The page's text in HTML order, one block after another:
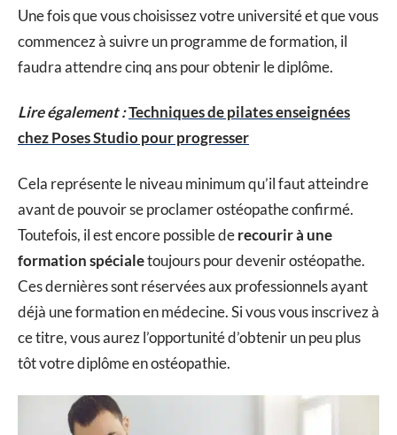
Une fois que vous choisissez votre université et que vous
commencez à suivre un programme de formation, il
faudra attendre cinq ans pour obtenir le diplôme.
Lire également :Techniques de pilates enseignées
chez Poses Studio pour progresser
Cela représente le niveau minimum qu’il faut atteindre
avant de pouvoir se proclamer ostéopathe confirmé.
Toutefois, il est encore possible derecourir à une
formation spécialetoujours pour devenir ostéopathe.
Ces dernières sont réservées aux professionnels ayant
déjà une formation en médecine. Si vous vous inscrivez à
ce titre, vous aurez l’opportunité d’obtenir un peu plus
tôt votre diplôme en ostéopathie.